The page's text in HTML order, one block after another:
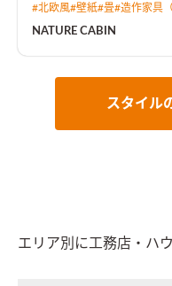
#北欧風#壁紙#畳#造作家具
NATURE CABIN
スタイル
エリア別に工務店・ハ